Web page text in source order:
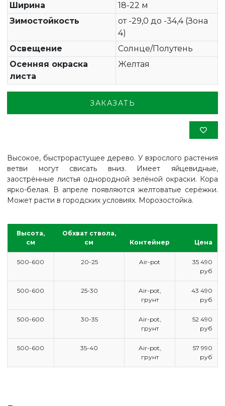
ГЛАВНАЯ
Ширина
18-22 м
Зимостойкость
от -29,0 до -34,4 (Зона
4)
Освещение
Солнце/Полутень
Осенняя окраска
листа
Желтая
ЗАКАЗАТЬ
Высокое, быстрорастущее дерево. У взрослого растения
ветви могут свисать вниз. Имеет яйцевидные,
заострённые листья однородной зелёной окраски. Кора
ярко-белая. В апреле появляются желтоватые серёжки.
Может расти в городских условиях. Морозостойка.
Высота,
см
Обхват ствола,
см
Контейнер Цена
500-600 20-25 Air-pot
35 490
руб
500-600 25-30
Air-pot,
грунт
43 490
руб
500-600 30-35
Air-pot,
грунт
52 490
руб
500-600 35-40
Air-pot,
грунт
57 990
руб